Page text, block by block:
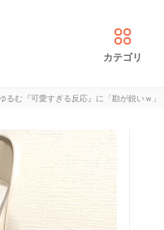
カテゴリ
む『可愛すぎる反応』に「勘が鋭いｗ」